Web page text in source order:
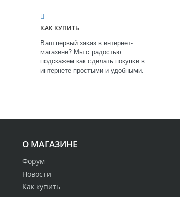
КАК КУПИТЬ
Ваш первый заказ в интернет-
магазине? Мы с радостью
подскажем как сделать покупки в
интернете простыми и удобными.
О МАГАЗИНЕ
Форум
Новости
Как купить